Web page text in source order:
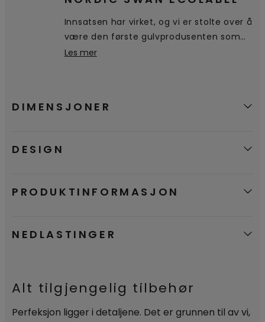
kassering.
Innsatsen har virket, og vi er stolte over å
være den første gulvprodusenten som
mottar og bruker det nordiske
Les mer
DIMENSJONER
DESIGN
PRODUKTINFORMASJON
NEDLASTINGER
Alt tilgjengelig tilbehør
Perfeksjon ligger i detaljene. Det er grunnen til av vi,